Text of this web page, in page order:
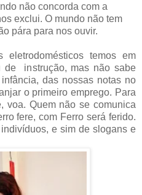
não concorda com a
exclui. O mundo não tem
pára para nos ouvir.
eletrodomésticos temos em
instrução, mas não sabe
das nossas notas no
o primeiro emprego. Para
voa. Quem não se comunica
fere, com Ferro será ferido.
e sim de slogans e